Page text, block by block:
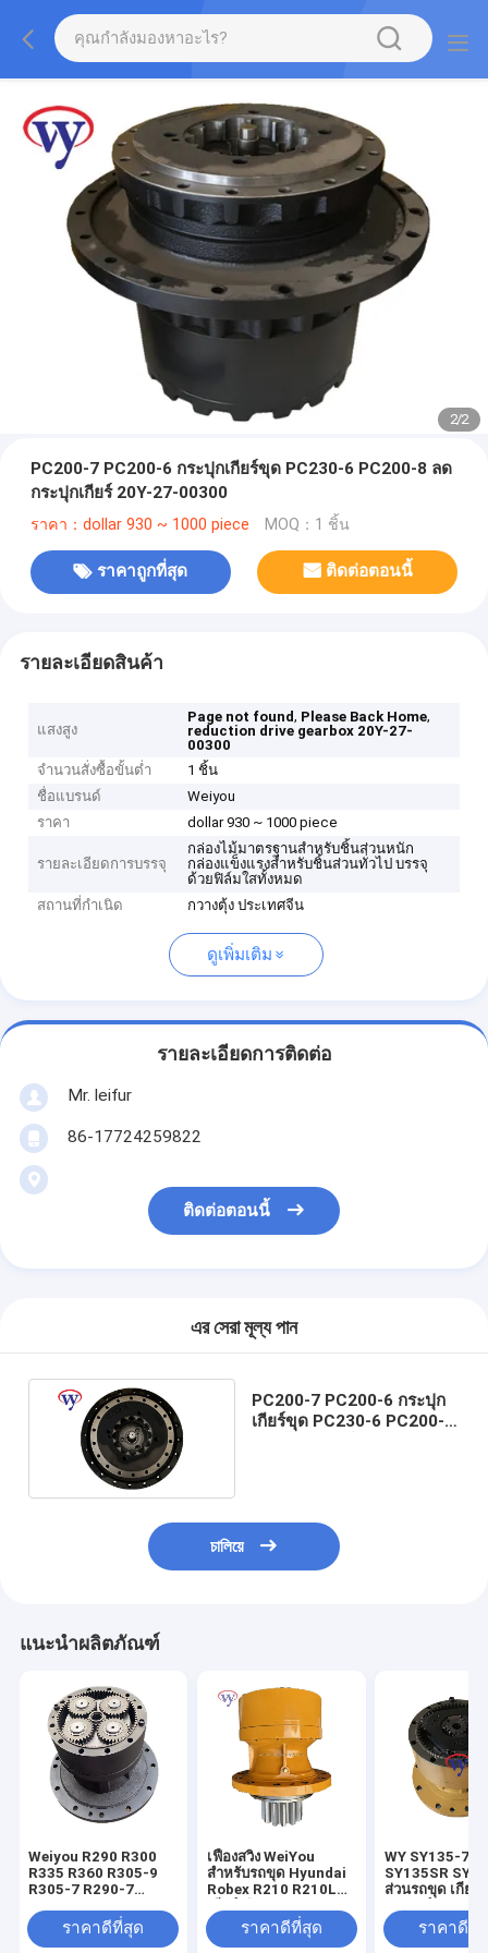
2/2
PC200-7 PC200-6 กระปุกเกียร์ขุด PC230-6 PC200-8 ลด
กระปุกเกียร์ 20Y-27-00300
ราคา：dollar 930 ~ 1000 piece MOQ：1 ชิ้น
ราคาถูกที่สุด ติดต่อตอนนี้
รายละเอียดสินค้า
แสงสูง
Page not found, Please Back Home,
reduction drive gearbox 20Y-27-
00300
จำนวนสั่งซื้อขั้นต่ำ
1 ชิ้น
ชื่อแบรนด์
Weiyou
ราคา
dollar 930 ~ 1000 piece
รายละเอียดการบรรจุ
กล่องไม้มาตรฐานสำหรับชิ้นส่วนหนัก
กล่องแข็งแรงสำหรับชิ้นส่วนทั่วไป บรรจุ
ด้วยฟิล์มใสทั้งหมด
สถานที่กำเนิด
กวางตุ้ง ประเทศจีน
ดูเพิ่มเติม
รายละเอียดการติดต่อ
Mr. leifur
86-17724259822
ติดต่อตอนนี้
এর সেরা মূল্য পান
PC200-7 PC200-6 กระปุก
เกียร์ขุด PC230-6 PC200-8
চালিয়ে
แนะนำผลิตภัณฑ์
Weiyou R290 R300
R335 R360 R305-9
R305-7 R290-7
Reduction Gearbox
Rotary Reducer
ราคาดีที่สุด
เฟืองสวิง WeiYou
สำหรับรถขุด Hyundai
Robex R210 R210LC7
31N6-10181
ราคาดีที่สุด
WY SY135-7
SY135SR
ส่วนรถขุด เกียร์
เกียร์บ็อกซ์
YY15v00004F1
ราคาดีที่